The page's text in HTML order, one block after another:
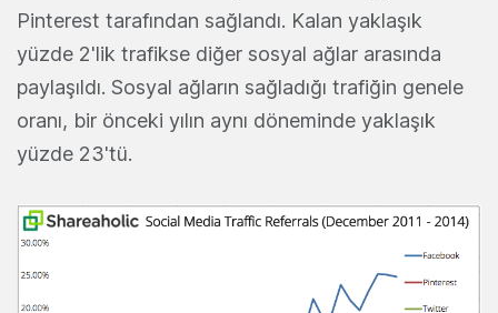
Pinterest tarafından sağlandı. Kalan yaklaşık
yüzde 2'lik trafikse diğer sosyal ağlar arasında
paylaşıldı. Sosyal ağların sağladığı trafiğin genele
oranı, bir önceki yılın aynı döneminde yaklaşık
yüzde 23'tü.